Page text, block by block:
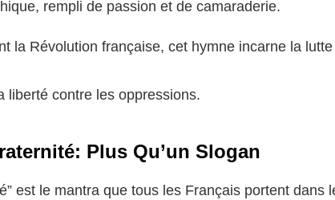
rempli de passion et de camaraderie.
la Révolution française, cet hymne incarne la
liberté contre les oppressions.
Plus Qu’un Slogan
est le mantra que tous les Français portent dans